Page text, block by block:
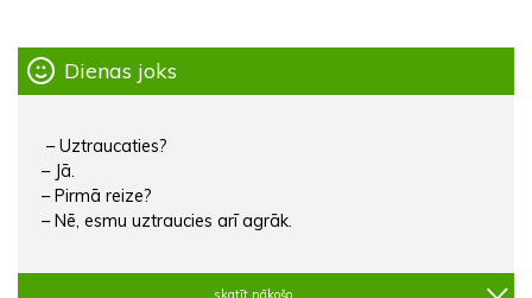
Dienas joks
– Uztraucaties?
– Jā.
– Pirmā reize?
– Nē, esmu uztraucies arī agrāk.
skatīt nākošo